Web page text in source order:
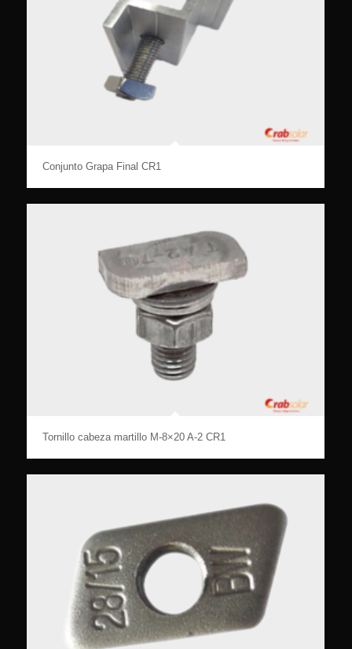
Conjunto Grapa Final CR1
Tornillo cabeza martillo M-8×20 A-2 CR1